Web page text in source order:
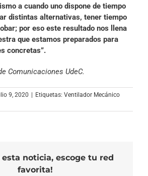
a cuando uno dispone de tiempo
distintas alternativas, tener tiempo
por eso este resultado nos llena
que estamos preparados para
concretas”.
Comunicaciones UdeC.
9, 2020 | Etiquetas: Ventilador Mecánico
noticia, escoge tu red
favorita!